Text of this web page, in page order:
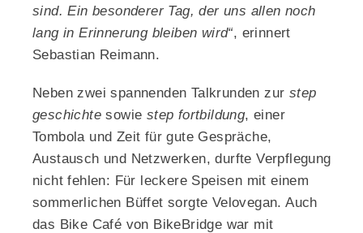
sind. Ein besonderer Tag, der uns allen noch
lang in Erinnerung bleiben wird“, erinnert
Sebastian Reimann.
Neben zwei spannenden Talkrunden zur step
geschichte sowie step fortbildung, einer
Tombola und Zeit für gute Gespräche,
Austausch und Netzwerken, durfte Verpflegung
nicht fehlen: Für leckere Speisen mit einem
sommerlichen Büffet sorgte Velovegan. Auch
das Bike Café von BikeBridge war mit